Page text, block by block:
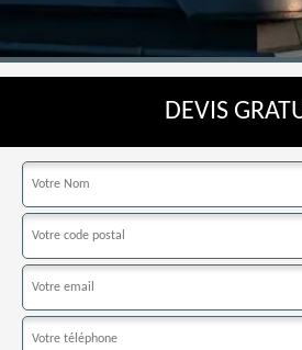
DEVIS